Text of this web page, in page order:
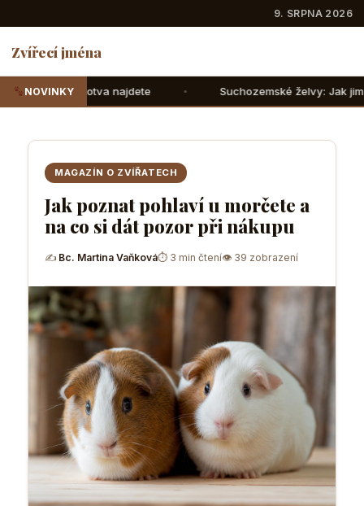
9. SRPNA 2026
Zvířecí jména
NOVINKY Suchozemské želvy: Jak jim správně nasimulovat
MAGAZÍN O ZVÍŘATECH
Jak poznat pohlaví u morčete a
na co si dát pozor při nákupu
✍ Bc. Martina Vaňková⏱ 3 min čtení👁 39 zobrazení